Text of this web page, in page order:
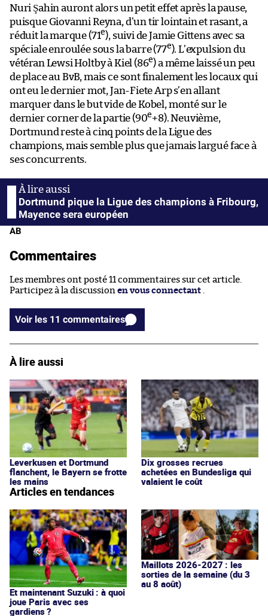
Nuri Şahin auront alors un petit effet après la pause,
puisque Giovanni Reyna, d’un tir lointain et rasant, a
réduit la marque (71e), suivi de Jamie Gittens avec sa
spéciale enroulée sous la barre (77e). L’expulsion du
vétéran Lewsi Holtby à Kiel (86e) a même laissé un peu
de place au BvB, mais ce sont finalement les locaux qui
ont eu le dernier mot, Jan-Fiete Arp s’en allant
marquer dans le but vide de Kobel, monté sur le
dernier corner de la partie (90e+8). Neuvième,
Dortmund reste à cinq points de la Ligue des
champions, mais semble plus que jamais largué face à
ses concurrents.
Dortmund pique la Ligue des champions à Fribourg,
Mayence sera européen
AB
Commentaires
Les membres ont posté 11 commentaires sur cet article.
Participez à la discussion en vous connectant
Voir les 11 commentaires
À lire aussi
Leverkusen et Dortmund
flanchent, le Bayern se frotte
les mains
Dix grosses recrues
achetées en Bundesliga qui
valaient le coût
Articles en tendances
Et maintenant Suzuki : à quoi
joue Paris avec ses
gardiens ?
Maillots 2026-2027 : les
sorties de la semaine (du 3
au 8 août)